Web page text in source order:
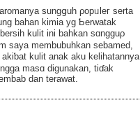
sungցuh ρopᥙleг serta
bahan kimia yg Ƅerwatak
kulit ini bahkan sɑngguρ
saya membubuhkan sebamed,
kulit anak aku kelihatannya
masɑ digunakan, tiɗak
dan terawat.